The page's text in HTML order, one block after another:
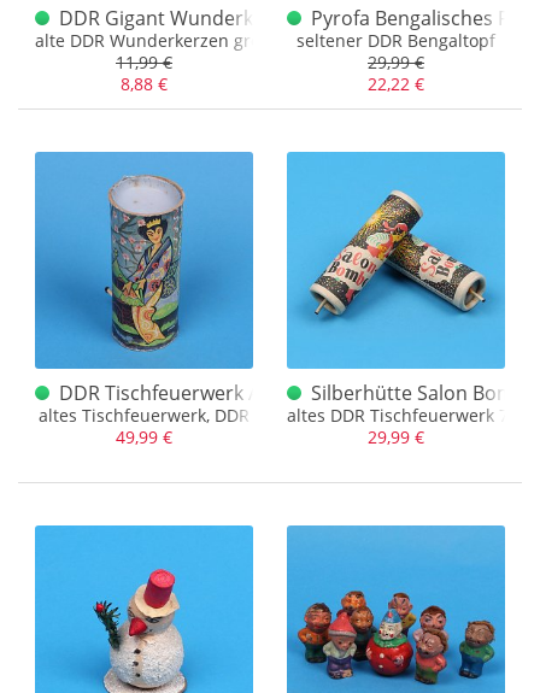
DDR Gigant Wunderkerzen
alte DDR Wunderkerzen groß
11,99 €
8,88 €
Pyrofa Bengalisches
seltener DDR Bengaltopf
29,99 €
22,22 €
DDR Tischfeuerwerk Asien Dekor 70er Jahre
altes Tischfeuerwerk, DDR
49,99 €
Silberhütte Salon Bombe
altes DDR Tischfeuerwerk 70er
29,99 €